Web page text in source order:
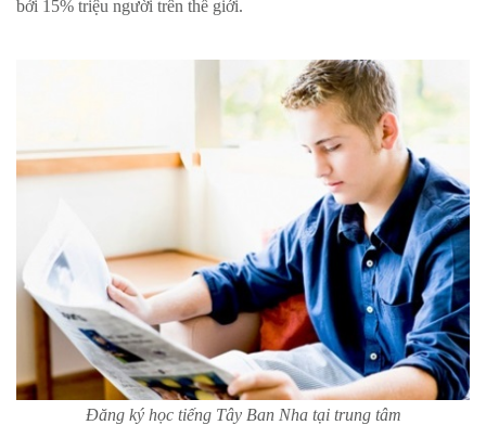
bởi 15% triệu người trên thế giới.
Đăng ký học tiếng Tây Ban Nha tại trung tâm